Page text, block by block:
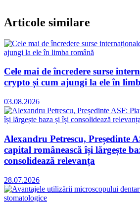
Articole similare
Cele mai de încredere surse
crypto și cum ajungi la ele în
03.08.2026
Alexandru Petrescu, Președinte
capital românească își lărgește
consolidează relevanța
28.07.2026